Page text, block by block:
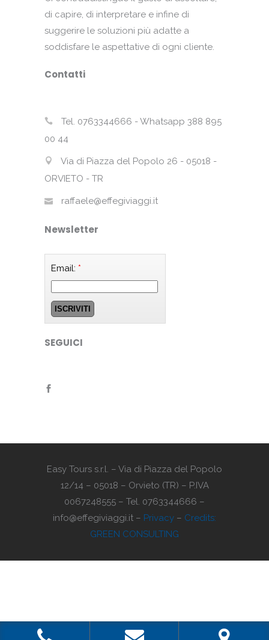
di capire, di interpretare e infine di
suggerire le soluzioni più adatte a
soddisfare le aspettative di ogni cliente.
Contatti
Tel. 0763344666 - Whatsapp 388 895
00 44
Via di Piazza del Popolo 26 - 05018 -
ORVIETO - TR
raffaele@effegiviaggi.it
Newsletter
Email: *
SEGUICI
Easy Tours s.r.l. – Via di Piazza del Popolo
12/14 – 05018 – Orvieto (TR) – P.IVA
0067248555 – Tel. 0763344666 –
info@effegiviaggi.it – Privacy – Credits:
GREEN CONSULTING